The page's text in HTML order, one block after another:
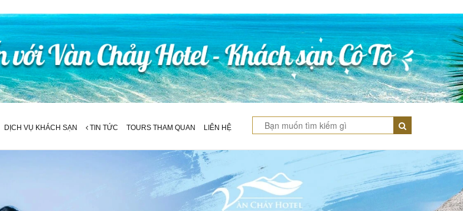
DỊCH VỤ KHÁCH SẠN TIN TỨC TOURS THAM QUAN LIÊN HỆ